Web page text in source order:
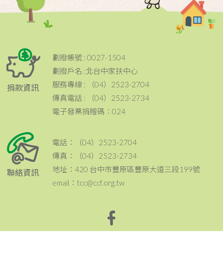
捐款資訊
劃撥帳號 : 0027-1504
劃撥戶名 :北台中家扶中心
服務專線 : （04）2523-2704
傳真電話 : （04）2523-2734
電子發票捐贈碼：024
聯絡資訊
電話：（04）2523-2704
傳真：（04）2523-2734
地址：420 台中市豐原區豐原大道三段199號
email：tcc@ccf.org.tw